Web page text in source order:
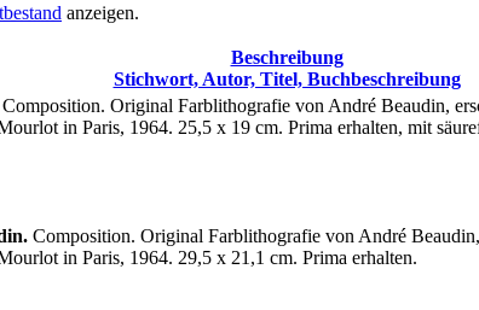
anzeigen.
Beschreibung
Stichwort, Autor, Titel, Buchbeschreibung
Composition. Original Farblithografie von André Beaudin,
in Paris, 1964. 25,5 x 19 cm. Prima erhalten, mit
Composition. Original Farblithografie von André
in Paris, 1964. 29,5 x 21,1 cm. Prima erhalten.